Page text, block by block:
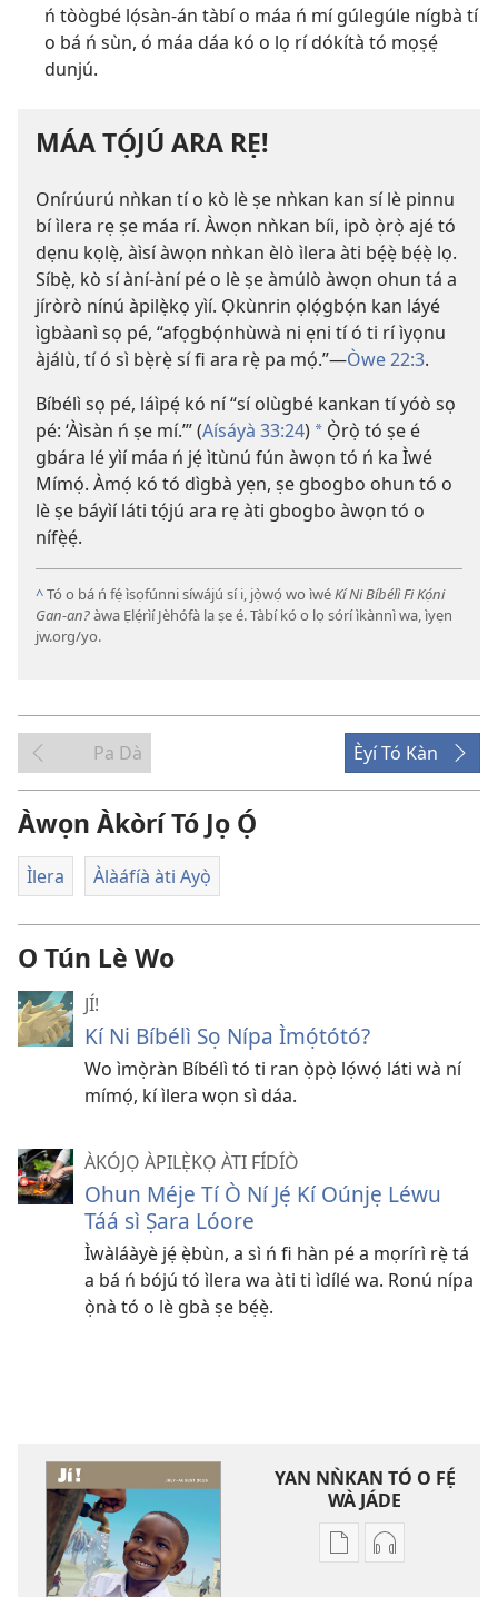
ń tòògbé lọ́sàn-án tàbí o máa ń mí gúlegúle nígbà tí
o bá ń sùn, ó máa dáa kó o lọ rí dókítà tó mọṣẹ́
dunjú.
MÁA TỌ́JÚ ARA RẸ!
Onírúurú nǹkan tí o kò lè ṣe nǹkan kan sí lè pinnu
bí ìlera rẹ ṣe máa rí. Àwọn nǹkan bíi, ipò ọ̀rọ̀ ajé tó
dẹnu kọlẹ̀, àìsí àwọn nǹkan èlò ìlera àti bẹ́ẹ̀ bẹ́ẹ̀ lọ.
Síbẹ̀, kò sí àní-àní pé o lè ṣe àmúlò àwọn ohun tá a
jíròrò nínú àpilẹ̀kọ yìí. Ọkùnrin ọlọ́gbọ́n kan láyé
ìgbàanì sọ pé, “afọgbọ́nhùwà ni ẹni tí ó ti rí ìyọnu
àjálù, tí ó sì bẹ̀rẹ̀ sí fi ara rẹ̀ pa mọ́.”—Òwe 22:3.
Bíbélì sọ pé, láìpẹ́ kó ní “sí olùgbé kankan tí yóò sọ
pé: ‘Àìsàn ń ṣe mí.’” (Aísáyà 33:24) * Ọ̀rọ̀ tó ṣe é
gbára lé yìí máa ń jẹ́ ìtùnú fún àwọn tó ń ka Ìwé
Mímọ́. Àmọ́ kó tó dìgbà yẹn, ṣe gbogbo ohun tó o
lè ṣe báyìí láti tọ́jú ara rẹ àti gbogbo àwọn tó o
nífẹ̀ẹ́.
^Tó o bá ń fẹ́ ìsọfúnni síwájú sí i, jọ̀wọ́ wo ìwéKí Ni Bíbélì Fi Kọ́ni
Gan-an?àwa Ẹlẹ́rìí Jèhófà la ṣe é. Tàbí kó o lọ sórí ìkànnì wa, ìyẹn
jw.org/yo.
Pa Dà Èyí Tó Kàn
Àwọn Àkòrí Tó Jọ Ọ́
Ìlera Àlàáfíà àti Ayọ̀
O Tún Lè Wo
JÍ!
Kí Ni Bíbélì Sọ Nípa Ìmọ́tótó?
Wo ìmọ̀ràn Bíbélì tó ti ran ọ̀pọ̀ lọ́wọ́ láti wà ní
mímọ́, kí ìlera wọn sì dáa.
ÀKÓJỌ ÀPILẸ̀KỌ ÀTI FÍDÍÒ
Ohun Méje Tí Ò Ní Jẹ́ Kí Oúnjẹ Léwu
Táá sì Ṣara Lóore
Ìwàláàyè jẹ́ ẹ̀bùn, a sì ń fi hàn pé a mọrírì rẹ̀ tá
a bá ń bójú tó ìlera wa àti ti ìdílé wa. Ronú nípa
ọ̀nà tó o lè gbà ṣe bẹ́ẹ̀.
YAN NǸKAN TÓ O FẸ́
WÀ JÁDE
Bó
Bó